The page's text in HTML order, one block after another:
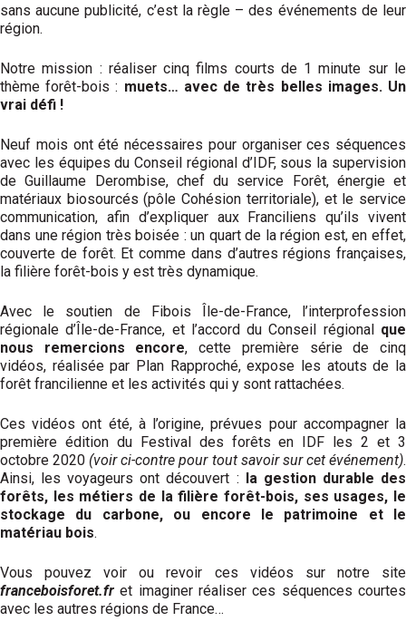
sans aucune publicité, c’est la règle – des événements de leur
région.
Notre mission : réaliser cinq films courts de 1 minute sur le
thème forêt-bois : muets… avec de très belles images. Un
vrai défi !
Neuf mois ont été nécessaires pour organiser ces séquences
avec les équipes du Conseil régional d’IDF, sous la supervision
de Guillaume Derombise, chef du service Forêt, énergie et
matériaux biosourcés (pôle Cohésion territoriale), et le service
communication, afin d’expliquer aux Franciliens qu’ils vivent
dans une région très boisée : un quart de la région est, en effet,
couverte de forêt. Et comme dans d’autres régions françaises,
la filière forêt-bois y est très dynamique.
Avec le soutien de Fibois Île-de-France, l’interprofession
régionale d’Île-de-France, et l’accord du Conseil régional que
nous remercions encore, cette première série de cinq
vidéos, réalisée par Plan Rapproché, expose les atouts de la
forêt francilienne et les activités qui y sont rattachées.
Ces vidéos ont été, à l’origine, prévues pour accompagner la
première édition du Festival des forêts en IDF les 2 et 3
octobre 2020 (voir ci-contre pour tout savoir sur cet événement).
Ainsi, les voyageurs ont découvert : la gestion durable des
forêts, les métiers de la filière forêt-bois, ses usages, le
stockage du carbone, ou encore le patrimoine et le
matériau bois.
Vous pouvez voir ou revoir ces vidéos sur notre site
franceboisforet.fret imaginer réaliser ces séquences courtes
avec les autres régions de France…